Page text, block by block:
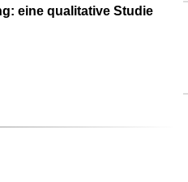
eine qualitative Studie